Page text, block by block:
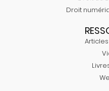
Droit